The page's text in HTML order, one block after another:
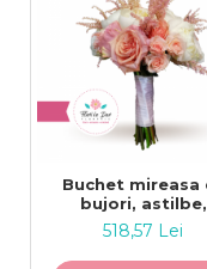
Buchet mireasa
bujori, astilbe,
miniroze,518,57 Lei